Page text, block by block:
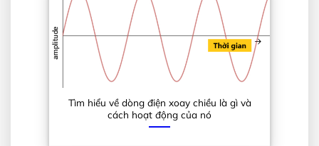
Tìm hiểu về dòng điện xoay chiều là gì và
cách hoạt động của nó